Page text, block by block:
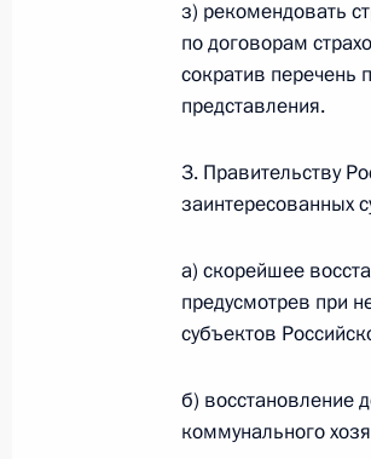
Открытие
с основными
Поездка в
14 − 15 ноября 2011
О ходе
по итогам
з) рекомендовать
по договорам
сократив перечень
представления.
3. Правительству
заинтересованных
а) скорейшее
предусмотрев при
субъектов
б) восстановление
коммунального